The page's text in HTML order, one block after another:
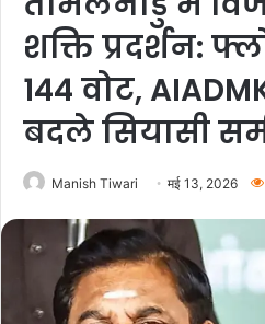
शक्ति प्रदर्शन:
144 वोट,
बदले सियासी
Manish Tiwari मई 13, 2026